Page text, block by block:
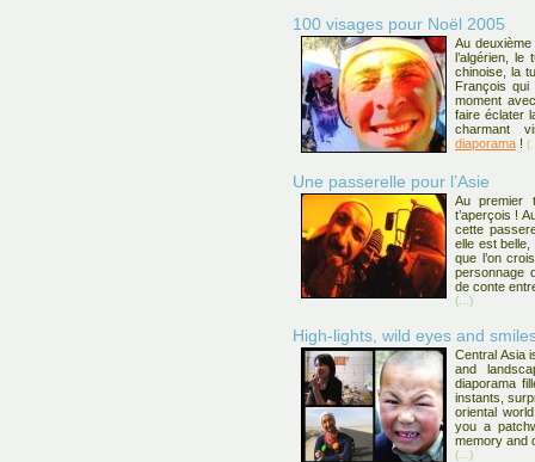
100 visages pour Noël 2005
Au
l’algérien, le
chinoise, la
François qui
moment
faire éclater
charmant
diaporama !
Une passerelle pour l’Asie
Au premier
t’aperçois !
cette
elle est
que l’on
personnage
de conte
(...)
High-lights, wild eyes and
Central Asia
and
diaporama
instants,
oriental
you a
memory and
(...)